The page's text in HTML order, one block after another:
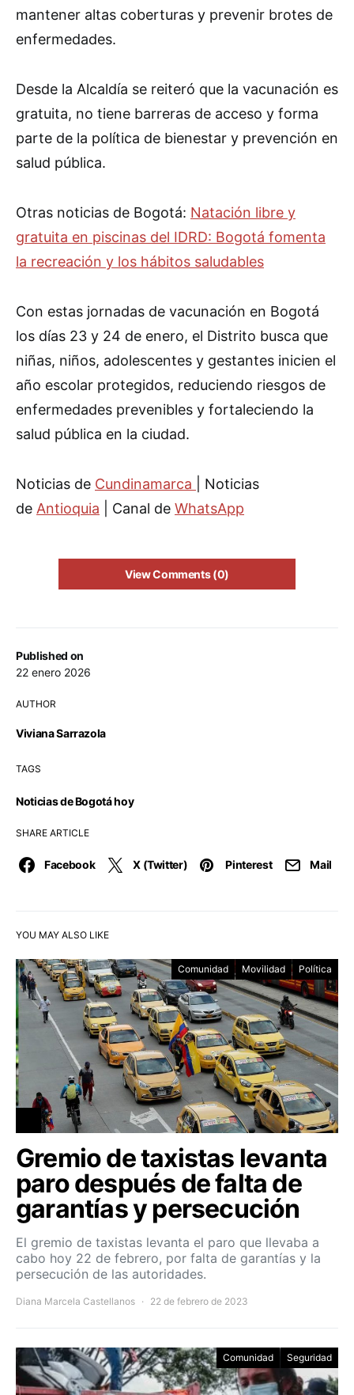
Published on
22 enero 2026
AUTHOR
Viviana Sarrazola
TAGS
Noticias de Bogotá hoy
SHARE ARTICLE
Facebook X (Twitter) Pinterest Mail
mantener altas coberturas y prevenir brotes de
enfermedades.
Desde la Alcaldía se reiteró que la vacunación es
gratuita, no tiene barreras de acceso y forma
parte de la política de bienestar y prevención en
salud pública.
Otras noticias de Bogotá: Natación libre y
gratuita en piscinas del IDRD: Bogotá fomenta
la recreación y los hábitos saludables
Con estas jornadas de vacunación en Bogotá
los días 23 y 24 de enero, el Distrito busca que
niñas, niños, adolescentes y gestantes inicien el
año escolar protegidos, reduciendo riesgos de
enfermedades prevenibles y fortaleciendo la
salud pública en la ciudad.
Noticias de Cundinamarca
| Noticias
de Antioquia | Canal de WhatsApp
View Comments (0)
YOU MAY ALSO LIKE
Comunidad Movilidad Política
Gremio de taxistas levanta
paro después de falta de
garantías y persecución
El gremio de taxistas levanta el paro que llevaba a
cabo hoy 22 de febrero, por falta de garantías y la
persecución de las autoridades.
Diana Marcela Castellanos 22 de febrero de 2023
Comunidad Seguridad